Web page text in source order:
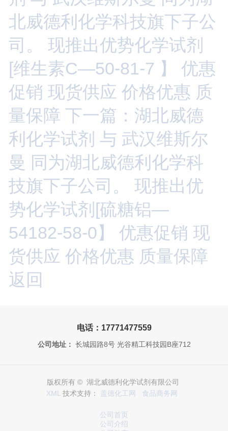
北威德利化学科技旗下子公
司。 现推出优势化学试剂
[维生素C—50-81-7 】 优惠
促销 现货供应 价格优惠 质
量保障 下一篇：湖北威德
利化学试剂 与 武汉维斯尔
曼 同为湖北威德利化学科
技旗下子公司。 现推出优
势化学试剂[硫糖铝—
54182-58-0】 优惠促销 现
货供应 价格优惠 质量保障
返回
电话：17771477559
公司地址： 长城园路8号 光谷精工科技园B座712
版权所有 © 湖北威德利化学试剂有限公司
XML 技术支持： 盖德化工网 食品商务网
公司首页
公司介绍